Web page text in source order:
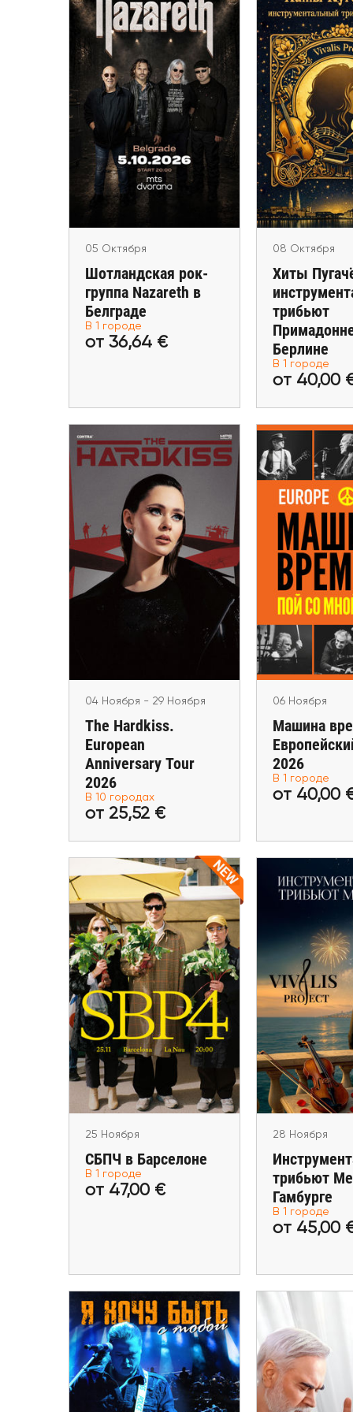
05 Октября
Шотландская рок-
группа Nazareth в
Белграде
от 36,64 €
05 Октября
Шотландская рок-
группа Nazareth в
Белграде
В 1 городе
от 36,64 €
08
Хиты
трибьют
в
от
Купить
08 Октября
Хиты
трибьют
Берлине
В 1 городе
от 40,00
04 Ноября - 29 Ноября
The Hardkiss.
European Anniversary
Tour 2026
Paris, London, Köln,
Dortmund, Amsterdam,
Frankfurt am Main, Berlin,
от 25,52 €
Купить билеты
04 Ноября - 29 Ноября
The Hardkiss.
European
Anniversary Tour
2026
В 10 городах
от 25,52 €
06
Машина
от
Купить
06 Ноября
Машина
2026
В 1 городе
от 40,00
25 Ноября
СБПЧ в Барселоне
Barcelona
25 Ноября
СБПЧ в Барселоне
В 1 городе
от 47,00 €
28
трибьют
от
Купить
28 Ноября
трибьют
Гамбурге
В 1 городе
от 45,00